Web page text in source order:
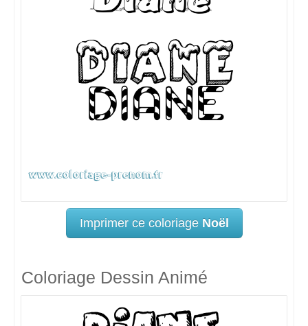
Imprimer ce coloriage Noël
Coloriage Dessin Animé